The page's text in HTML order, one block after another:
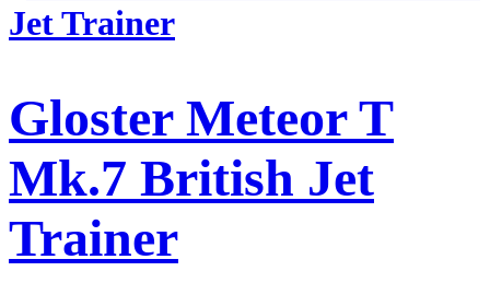
Gloster Meteor T
Mk.7 British Jet
Trainer